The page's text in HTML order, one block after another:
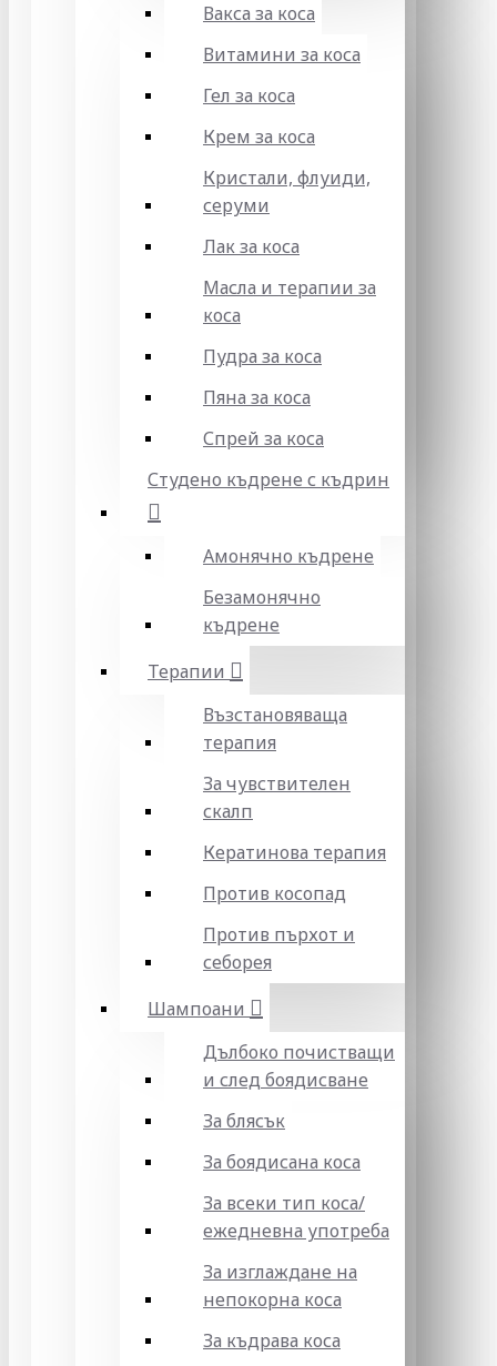
Вакса за коса
Витамини за коса
Гел за коса
Крем за коса
Кристали, флуиди,
серуми
Лак за коса
Масла и терапии за
коса
Пудра за коса
Пяна за коса
Спрей за коса
Студено къдрене с къдрин
Амонячно къдрене
Безамонячно
къдрене
Терапии
Възстановяваща
терапия
За чувствителен
скалп
Кератинова терапия
Против косопад
Против пърхот и
себорея
Шампоани
Дълбоко почистващи
и след боядисване
За блясък
За боядисана коса
За всеки тип коса/
ежедневна употреба
За изглаждане на
непокорна коса
За къдрава коса